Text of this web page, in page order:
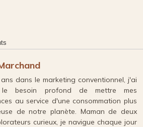
dans le marketing conventionnel, j'ai
le besoin profond de mettre mes
au service d'une consommation plus
de notre planète. Maman de deux
curieux, je navigue chaque jour